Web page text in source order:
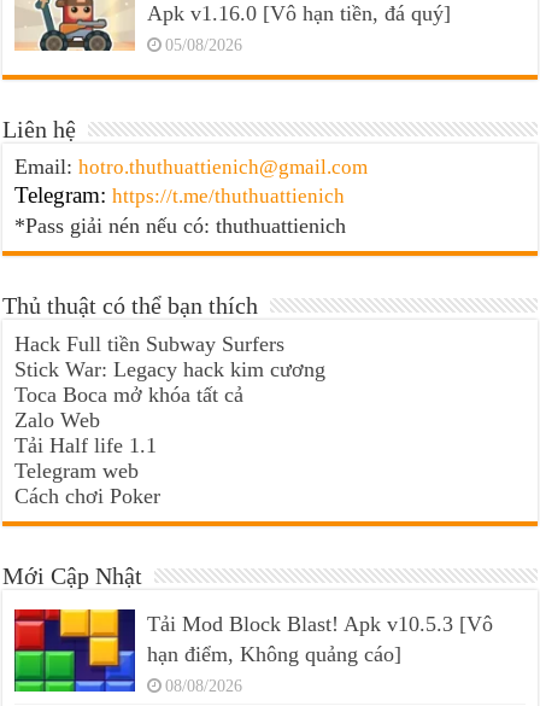
Apk v1.16.0 [Vô hạn tiền, đá quý]
05/08/2026
Liên hệ
Email:hotro.thuthuattienich@gmail.com
Telegram: https://t.me/thuthuattienich
*Pass giải nén nếu có: thuthuattienich
Thủ thuật có thể bạn thích
Hack Full tiền Subway Surfers
Stick War: Legacy hack kim cương
Toca Boca mở khóa tất cả
Zalo Web
Tải Half life 1.1
Telegram web
Cách chơi Poker
Mới Cập Nhật
Tải Mod Block Blast! Apk v10.5.3 [Vô
hạn điểm, Không quảng cáo]
08/08/2026